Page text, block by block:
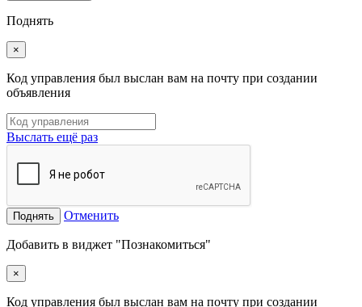
Поднять
×
Код управления был выслан вам на почту при создании
объявления
Выслать ещё раз
Поднять Отменить
Добавить в виджет "Познакомиться"
×
Код управления был выслан вам на почту при создании